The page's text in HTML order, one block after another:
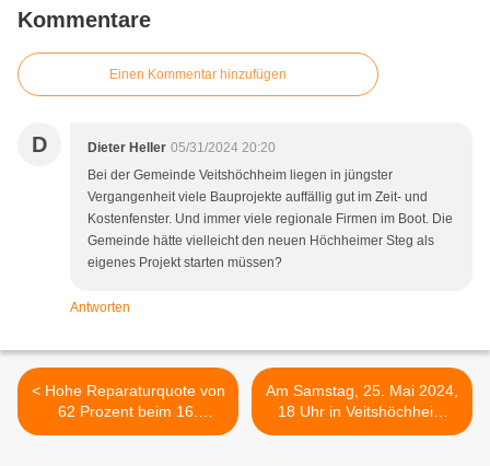
Kommentare
Einen Kommentar hinzufügen
D Dieter Heller 05/31/2024 20:20
Bei der Gemeinde Veitshöchheim liegen in jüngster
Vergangenheit viele Bauprojekte auffällig gut im Zeit- und
Kostenfenster. Und immer viele regionale Firmen im Boot. Die
Gemeinde hätte vielleicht den neuen Höchheimer Steg als
eigenes Projekt starten müssen?
Antworten
< Hohe Reparaturquote von
62 Prozent beim 16.
Veitshöchheimer Repair
Am Samstag, 25. Mai 2024,
18 Uhr in Veitshöchheim
wieder Gottesdienst im